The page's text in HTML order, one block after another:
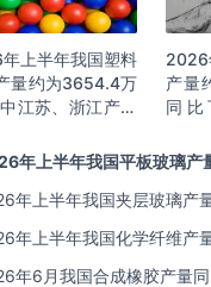
上半年我国塑料
量约为3654.4万
江苏、浙江产量
2026
产量
同比
名前
年上半年我国平板玻璃产
箱 同比下降5.7% 其中河北
年上半年我国夹层玻璃产
万平方米 同比下降
年上半年我国化学纤维产
江、江苏产量分别占比
年6月我国合成橡胶产量